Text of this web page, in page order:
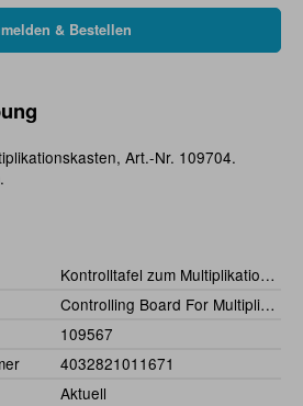
Art.-Nr. 109704.
Kontrolltafel zum Multiplikationskasten
Controlling Board For Multiplikation
109567
4032821011671
Aktuell